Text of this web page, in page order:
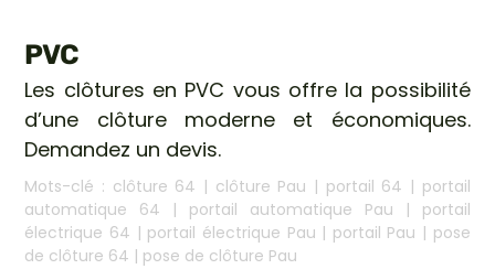
PVC
Les clôtures en PVC vous offre la possibilité
d’une clôture moderne et économiques.
Demandez un devis.
Mots-clé : clôture 64 | clôture Pau | portail 64 | portail
automatique 64 | portail automatique Pau | portail
électrique 64 | portail électrique Pau | portail Pau | pose
de clôture 64 | pose de clôture Pau